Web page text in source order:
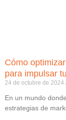
Cómo
para impulsar
24 de octubre de 2024
En un mundo
estrategias de